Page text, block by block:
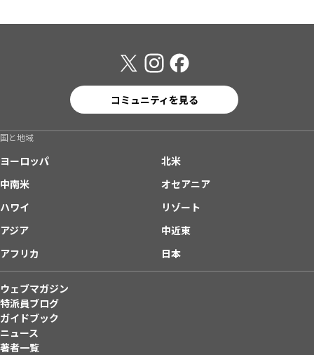
コミュニティを見る
国と地域
ヨーロッパ
北米
中南米
オセアニア
ハワイ
リゾート
アジア
中近東
アフリカ
日本
ウェブマガジン
特派員ブログ
ガイドブック
ニュース
著者一覧